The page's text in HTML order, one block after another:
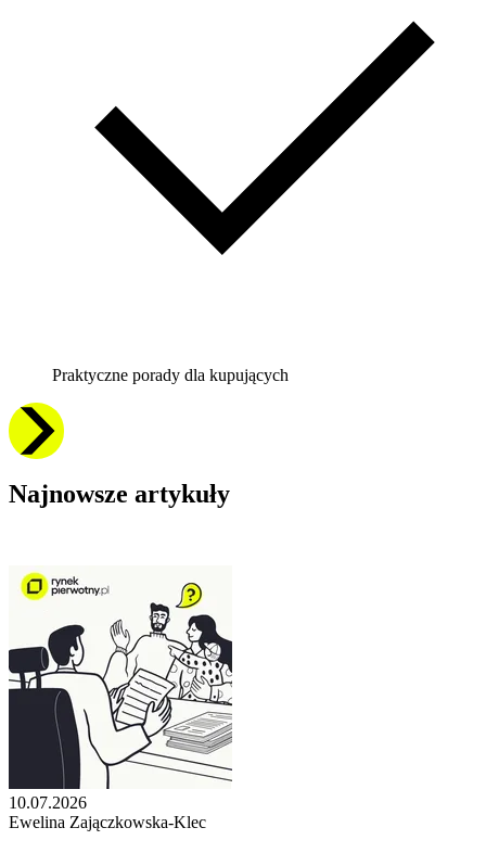
Praktyczne porady dla kupujących
Najnowsze artykuły
10.07.2026
Ewelina Zajączkowska-Klec